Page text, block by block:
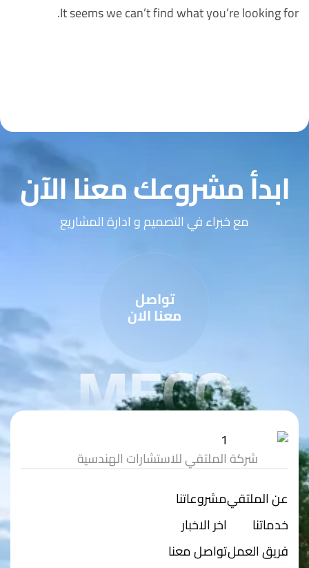
It seems we can’t find what you’re looking for.
ابدأ مشروعك معنا الآن
مع خبراء في التصميم و ادارة المشاريع
تواصل
معنا الان
MECO
شركة الملتقي للاستشارات الهندسية
عن الملتقي
خدماتنا
فريق العمل
مشروعاتنا
اخر الاخبار
تواصل معنا